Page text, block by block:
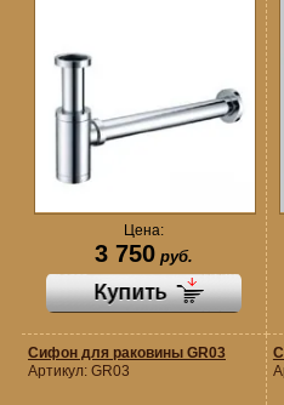
Цена:
3 750руб.
Сифон для раковины GR03
Артикул: GR03